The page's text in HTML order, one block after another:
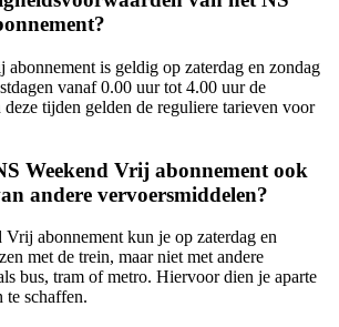
is geldig op zaterdag en zondag
vanaf 0.00 uur tot 4.00 uur de
tijden gelden de reguliere tarieven voor
Weekend Vrij abonnement ook
andere vervoersmiddelen?
abonnement kun je op zaterdag en
met de trein, maar niet met andere
bus, tram of metro. Hiervoor dien je aparte
te schaffen.